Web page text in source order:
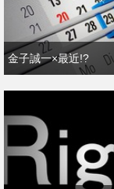
金子誠一×最近!?